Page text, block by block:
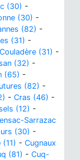
(30) -
(30) -
(82) -
(31) -
Couladère (31) -
(32) -
(65) -
(82) -
- Cras (46) -
(12) -
Sarrazac
(30) -
- Cugnaux
(81) - Cuq-